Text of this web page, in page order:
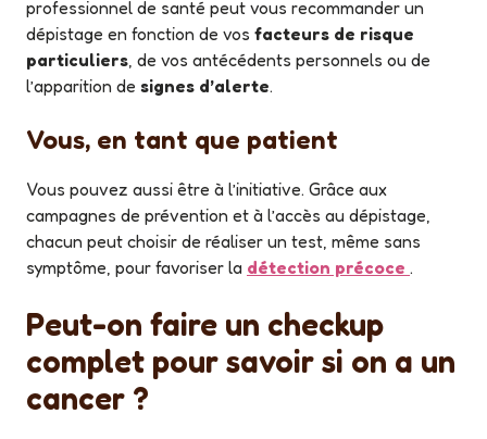
professionnel de santé peut vous recommander un
dépistage en fonction de vos facteurs de risque
particuliers, de vos antécédents personnels ou de
l’apparition de signes d’alerte.
Vous, en tant que patient
Vous pouvez aussi être à l’initiative. Grâce aux
campagnes de prévention et à l’accès au dépistage,
chacun peut choisir de réaliser un test, même sans
symptôme, pour favoriser la détection précoce .
Peut-on faire un checkup
complet pour savoir si on a un
cancer ?